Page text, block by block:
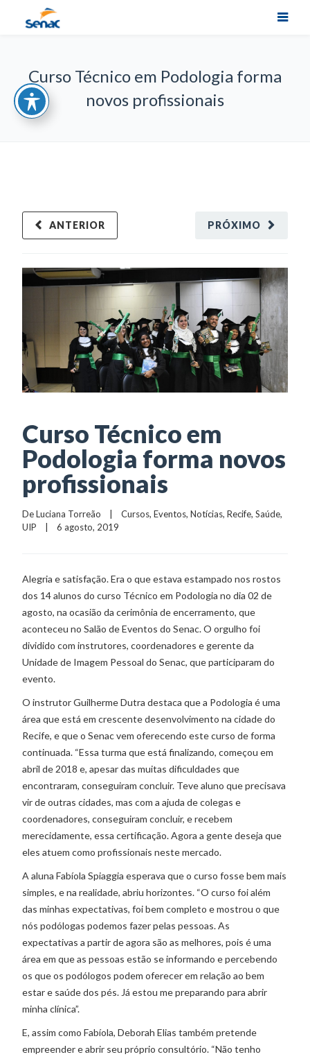
Curso Técnico em Podologia forma
novos profissionais
PRÓXIMO
ANTERIOR
Curso Técnico em
Podologia forma novos
profissionais
De Luciana Torreão
    |
Cursos, Eventos, Notícias, Recife, Saúde
UIP
    |    6 agosto, 2019
Alegria e satisfação. Era o que estava estampado nos rostos
dos 14 alunos do curso Técnico em Podologia no dia 02 de
agosto, na ocasião da cerimônia de encerramento, que
aconteceu no Salão de Eventos do Senac. O orgulho foi
dividido com instrutores, coordenadores e gerente da
Unidade de Imagem Pessoal do Senac, que participaram do
evento.
O instrutor Guilherme Dutra destaca que a Podologia é uma
área que está em crescente desenvolvimento na cidade do
Recife, e que o Senac vem oferecendo este curso de forma
continuada. “Essa turma que está finalizando, começou em
abril de 2018 e, apesar das muitas dificuldades que
encontraram, conseguiram concluir. Teve aluno que precisava
vir de outras cidades, mas com a ajuda de colegas e
coordenadores, conseguiram concluir, e recebem
merecidamente, essa certificação. Agora a gente deseja que
eles atuem como profissionais neste mercado.
A aluna Fabíola Spiaggia esperava que o curso fosse bem mais
simples, e na realidade, abriu horizontes. “O curso foi além
das minhas expectativas, foi bem completo e mostrou o que
nós podólogas podemos fazer pelas pessoas. As
expectativas a partir de agora são as melhores, pois é uma
área em que as pessoas estão se informando e percebendo
os que os podólogos podem oferecer em relação ao bem
estar e saúde dos pés. Já estou me preparando para abrir
minha clínica”.
E, assim como Fabíola, Deborah Elias também pretende
empreender e abrir seu próprio consultório. “Não tenho